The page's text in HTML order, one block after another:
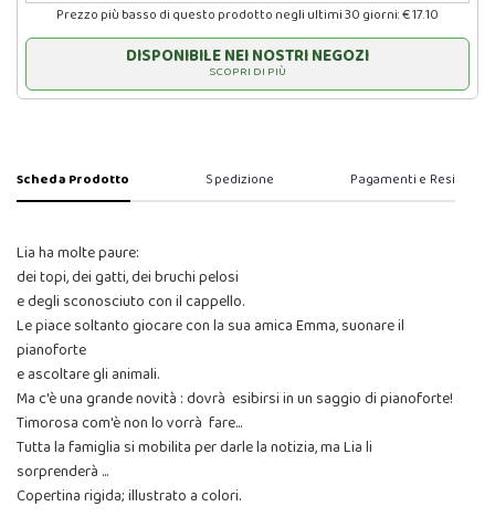
Prezzo più basso di questo prodotto negli ultimi 30 giorni: € 17.10
DISPONIBILE NEI NOSTRI NEGOZI
SCOPRI DI PIÙ
Scheda Prodotto Spedizione Pagamenti e Resi
Lia ha molte paure:
dei topi, dei gatti, dei bruchi pelosi
e degli sconosciuto con il cappello.
Le piace soltanto giocare con la sua amica Emma, suonare il
pianoforte
e ascoltare gli animali.
Ma c'è una grande novità : dovrà esibirsi in un saggio di pianoforte!
Timorosa com'è non lo vorrà fare...
Tutta la famiglia si mobilita per darle la notizia, ma Lia li
sorprenderà ...
Copertina rigida; illustrato a colori.